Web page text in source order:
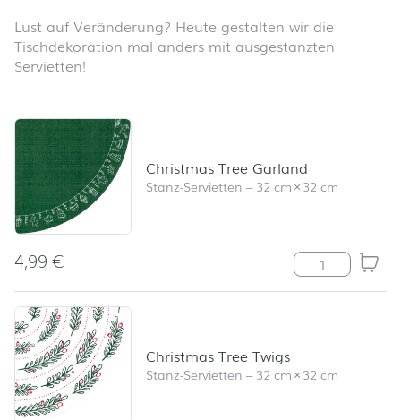
Lust auf Veränderung? Heute gestalten wir die
Tischdekoration mal anders mit ausgestanzten
Servietten!
Produktliste überspringen und zum Filter springen
Christmas Tree Garland
Stanz-Servietten –32 cm×32 cm
4,99€ Christmas
Christmas Tree Twigs
Stanz-Servietten –32 cm×32 cm